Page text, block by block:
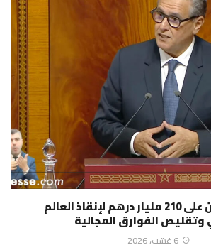
أخنوش يراهن على 210 مليار درهم لإنقاذ العالم
وتقليص الفوارق المجالية
6 غشت، 2026